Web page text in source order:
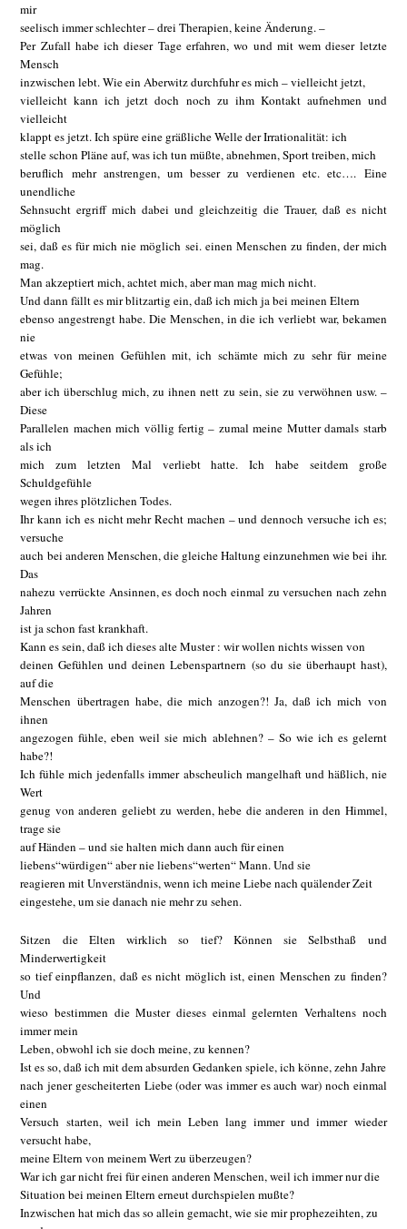
mir
seelisch immer schlechter – drei Therapien, keine Änderung. –
Per Zufall habe ich dieser Tage erfahren, wo und mit wem dieser letzte
Mensch
inzwischen lebt. Wie ein Aberwitz durchfuhr es mich – vielleicht jetzt,
vielleicht kann ich jetzt doch noch zu ihm Kontakt aufnehmen und
vielleicht
klappt es jetzt. Ich spüre eine gräßliche Welle der Irrationalität: ich
stelle schon Pläne auf, was ich tun müßte, abnehmen, Sport treiben, mich
beruflich mehr anstrengen, um besser zu verdienen etc. etc…. Eine
unendliche
Sehnsucht ergriff mich dabei und gleichzeitig die Trauer, daß es nicht
möglich
sei, daß es für mich nie möglich sei. einen Menschen zu finden, der mich
mag.
Man akzeptiert mich, achtet mich, aber man mag mich nicht.
Und dann fällt es mir blitzartig ein, daß ich mich ja bei meinen Eltern
ebenso angestrengt habe. Die Menschen, in die ich verliebt war, bekamen
nie
etwas von meinen Gefühlen mit, ich schämte mich zu sehr für meine
Gefühle;
aber ich überschlug mich, zu ihnen nett zu sein, sie zu verwöhnen usw. –
Diese
Parallelen machen mich völlig fertig – zumal meine Mutter damals starb
als ich
mich zum letzten Mal verliebt hatte. Ich habe seitdem große
Schuldgefühle
wegen ihres plötzlichen Todes.
Ihr kann ich es nicht mehr Recht machen – und dennoch versuche ich es;
versuche
auch bei anderen Menschen, die gleiche Haltung einzunehmen wie bei ihr.
Das
nahezu verrückte Ansinnen, es doch noch einmal zu versuchen nach zehn
Jahren
ist ja schon fast krankhaft.
Kann es sein, daß ich dieses alte Muster : wir wollen nichts wissen von
deinen Gefühlen und deinen Lebenspartnern (so du sie überhaupt hast),
auf die
Menschen übertragen habe, die mich anzogen?! Ja, daß ich mich von
ihnen
angezogen fühle, eben weil sie mich ablehnen? – So wie ich es gelernt
habe?!
Ich fühle mich jedenfalls immer abscheulich mangelhaft und häßlich, nie
Wert
genug von anderen geliebt zu werden, hebe die anderen in den Himmel,
trage sie
auf Händen – und sie halten mich dann auch für einen
liebens“würdigen“ aber nie liebens“werten“ Mann. Und sie
reagieren mit Unverständnis, wenn ich meine Liebe nach quälender Zeit
eingestehe, um sie danach nie mehr zu sehen.
Sitzen die Elten wirklich so tief? Können sie Selbsthaß und
Minderwertigkeit
so tief einpflanzen, daß es nicht möglich ist, einen Menschen zu finden?
Und
wieso bestimmen die Muster dieses einmal gelernten Verhaltens noch
immer mein
Leben, obwohl ich sie doch meine, zu kennen?
Ist es so, daß ich mit dem absurden Gedanken spiele, ich könne, zehn Jahre
nach jener gescheiterten Liebe (oder was immer es auch war) noch einmal
einen
Versuch starten, weil ich mein Leben lang immer und immer wieder
versucht habe,
meine Eltern von meinem Wert zu überzeugen?
War ich gar nicht frei für einen anderen Menschen, weil ich immer nur die
Situation bei meinen Eltern erneut durchspielen mußte?
Inzwischen hat mich das so allein gemacht, wie sie mir prophezeihten, zu